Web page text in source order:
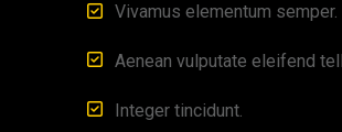
Vivamus elementum semper.
Aenean vulputate eleifend
Integer tincidunt.